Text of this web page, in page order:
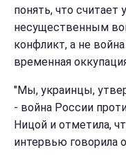
понять, что считает
несущественным
конфликт, а не
временная
"Мы, украинцы,
- война России
Ницой и отметила,
интервью говорила